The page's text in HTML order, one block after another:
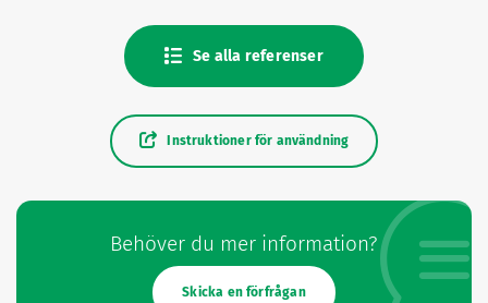
Se alla referenser
Behöver du mer information?
Skicka en förfrågan
Instruktioner för användning